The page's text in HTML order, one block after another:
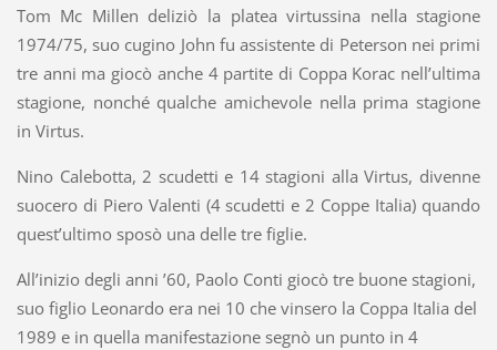
Tom Mc Millen deliziò la platea virtussina nella stagione
1974/75, suo cugino John fu assistente di Peterson nei primi
tre anni ma giocò anche 4 partite di Coppa Korac nell’ultima
stagione, nonché qualche amichevole nella prima stagione
in Virtus.
Nino Calebotta, 2 scudetti e 14 stagioni alla Virtus, divenne
suocero di Piero Valenti (4 scudetti e 2 Coppe Italia) quando
quest’ultimo sposò una delle tre figlie.
All’inizio degli anni ’60, Paolo Conti giocò tre buone stagioni,
suo figlio Leonardo era nei 10 che vinsero la Coppa Italia del
1989 e in quella manifestazione segnò un punto in 4